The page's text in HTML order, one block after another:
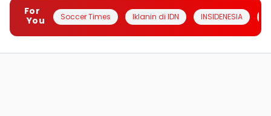
For
You
Soccer Times Iklanin di IDN INSIDENESIA